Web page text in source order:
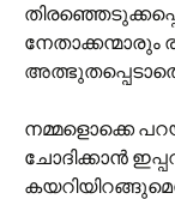
നേതാക്കന്മാരും
നമ്മളൊക്കെ
ചോദിക്കാന്‍